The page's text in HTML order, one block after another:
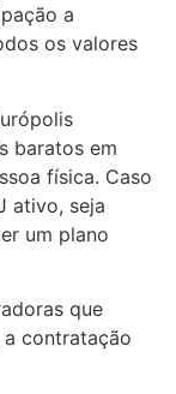
a
os valores
baratos em
física. Caso
ativo, seja
um plano
que
contratação